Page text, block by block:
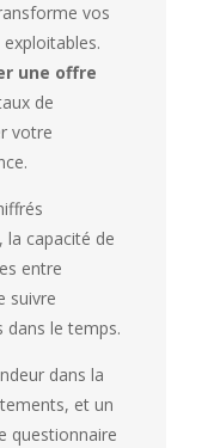
vos
une offre
de
votre
la capacité de
entre
suivre
dans le temps.
dans la
et un
questionnaire